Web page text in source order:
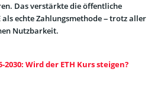
Das verstärkte die öffentliche
als echte Zahlungsmethode – trotz aller
Nutzbarkeit.
2030: Wird der ETH Kurs steigen?